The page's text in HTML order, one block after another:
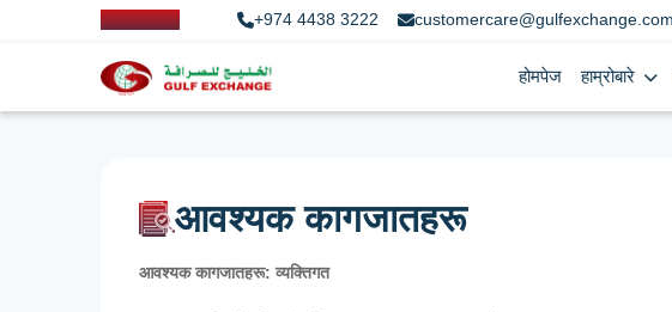
+974 4438 3222
होमपेज हाम्रोबारे
आवश्यक कागजातहरू
आवश्यक कागजातहरू: व्यक्तिगत